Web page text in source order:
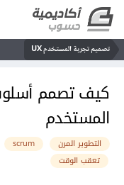
تصميم تجربة المستخدم UX
كيف تصمم
المستخدم
التطوير المرن scrum
تعقب الوقت